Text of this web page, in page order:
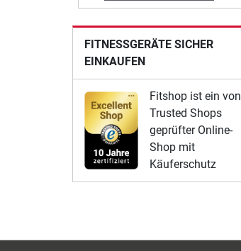
FITNESSGERÄTE SICHER
EINKAUFEN
Fitshop ist ein von
Trusted Shops
geprüfter Online-
Shop mit
Käuferschutz